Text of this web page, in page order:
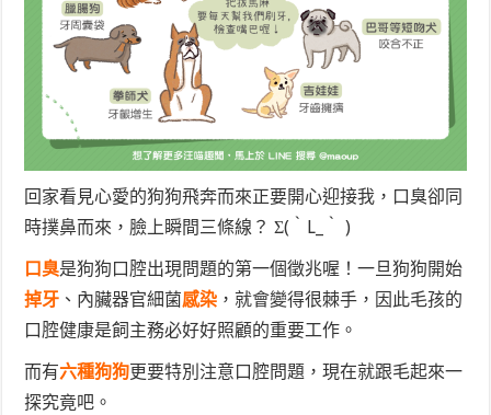
回家看見心愛的狗狗飛奔而來正要開心迎接我，口臭卻同
時撲鼻而來，臉上瞬間三條線？ Σ(｀L_｀ )
口臭是狗狗口腔出現問題的第一個徵兆喔！一旦狗狗開始
掉牙 、內臟器官細菌感染 ，就會變得很棘手，因此毛孩的
口腔健康是飼主務必好好照顧的重要工作。
而有六種狗狗更要特別注意口腔問題，現在就跟毛起來一
探究竟吧。